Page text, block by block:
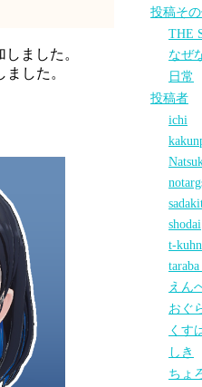
ました。
した。
投稿そ
THE
なぜ
日常
投稿者
ichi
shodai
t-kuhn
taraba_
えん
おぐ
くす
しき
ちょ